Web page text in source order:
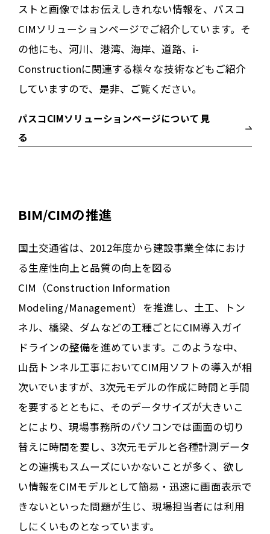
ストと画像ではお伝えしきれない情報を、パスコ
CIMソリューションページでご紹介しています。そ
の他にも、河川、港湾、海岸、道路、i-
Constructionに関連する様々な技術などもご紹介
していますので、是非、ご覧ください。
パスコCIMソリューションページについて見
る
BIM/CIMの推進
国土交通省は、2012年度から建設事業全体におけ
る生産性向上と品質の向上を図る
CIM（Construction Information
Modeling/Management）を推進し、土工、トン
ネル、橋梁、ダムなどの工種ごとにCIM導入ガイ
ドラインの整備を進めています。このような中、
山岳トンネル工事においてCIM用ソフトの導入が相
次いでいますが、3次元モデルの作成に時間と手間
を要するとともに、そのデータサイズが大きいこ
とにより、現場事務所のパソコンでは画面の切り
替えに時間を要し、3次元モデルと各種計測データ
との連携もスムーズにいかないことが多く、欲し
い情報をCIMモデルとして簡易・迅速に画面表示で
きないといった問題が生じ、現場担当者には利用
しにくいものとなっています。